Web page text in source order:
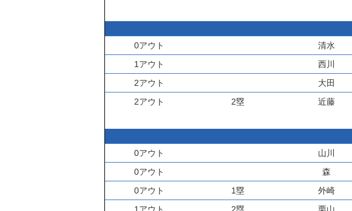
0アウト
清水
1アウト
西川
2アウト
大田
2アウト
2塁 近藤
0アウト
山川
0アウト
森
0アウト
1塁 外崎